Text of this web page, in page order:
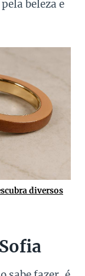
beleza e
diversos